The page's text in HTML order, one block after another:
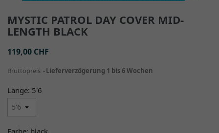
MYSTIC PATROL DAY COVER MID-
LENGTH BLACK
119,00 CHF
Bruttopreis Lieferverzögerung 1 bis 6 Wochen
Länge: 5'6
Farbe: black